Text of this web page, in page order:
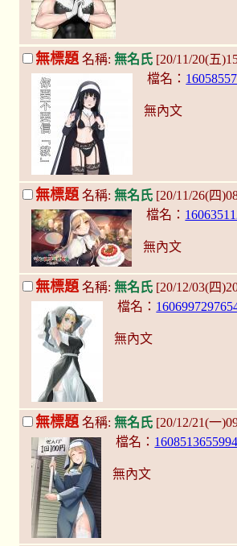
無標題 名稱: 無名氏 [20/11/20(五
檔名：
無內文
無標題 名稱: 無名氏 [20/11/26(四
檔名：
無內文
無標題 名稱: 無名氏 [20/12/03(四
檔名：
無內文
無標題 名稱: 無名氏 [20/12/21(一
檔名：
無內文